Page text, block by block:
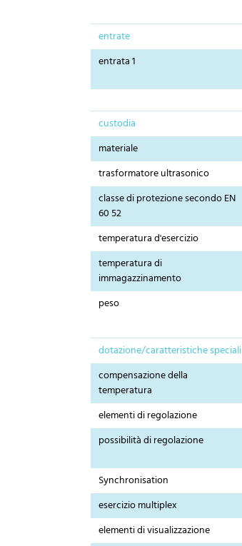
entrate
entrata 1
custodia
materiale
trasformatore ultrasonico
classe di protezione secondo EN
60 52
temperatura d'esercizio
temperatura di
immagazzinamento
peso
dotazione/caratteristiche speciali
compensazione della
temperatura
elementi di regolazione
possibilità di regolazione
Synchronisation
esercizio multiplex
elementi di visualizzazione